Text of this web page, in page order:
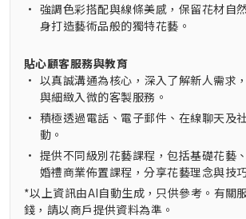
• 強調色彩搭配與線條美感，保留花材自
身打造藝術品般的獨特花藝。
貼心顧客服務與教育
• 以真誠溝通為核心，深入了解新人需求
與細緻入微的客製服務。
• 積極透過電話、電子郵件、在線聊天及
動。
• 提供不同級別花藝課程，包括基礎花藝
婚禮商業佈置課程，分享花藝理念與技
*以上資訊由AI自動生成，只供參考。有關
錢，請以商戶提供資料為準。